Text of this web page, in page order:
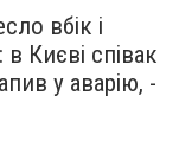
вбік і
Києві співак
у аварію, -